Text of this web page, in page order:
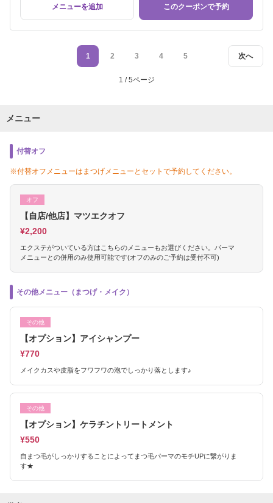
メニューを追加 このクーポンで予約
次へ
1 2 3 4 5
1 / 5ページ
メニュー
付替オフ
※付替オフメニューはまつげメニューとセットで予約してください。
オフ
【自店/他店】マツエクオフ
¥2,200
エクステがついている方はこちらのメニューもお選びください。パーマ
メニューとの併用のみ使用可能です(オフのみのご予約は受付不可)
その他メニュー（まつげ・メイク）
その他
【オプション】アイシャンプー
¥770
メイクカスや皮脂をフワフワの泡でしっかり落とします♪
その他
【オプション】ケラチントリートメント
¥550
自まつ毛がしっかりすることによってまつ毛パーマのモチUPに繋がりま
す★